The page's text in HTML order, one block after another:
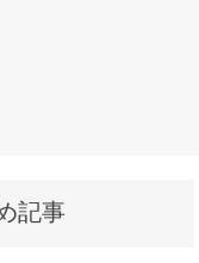
記事